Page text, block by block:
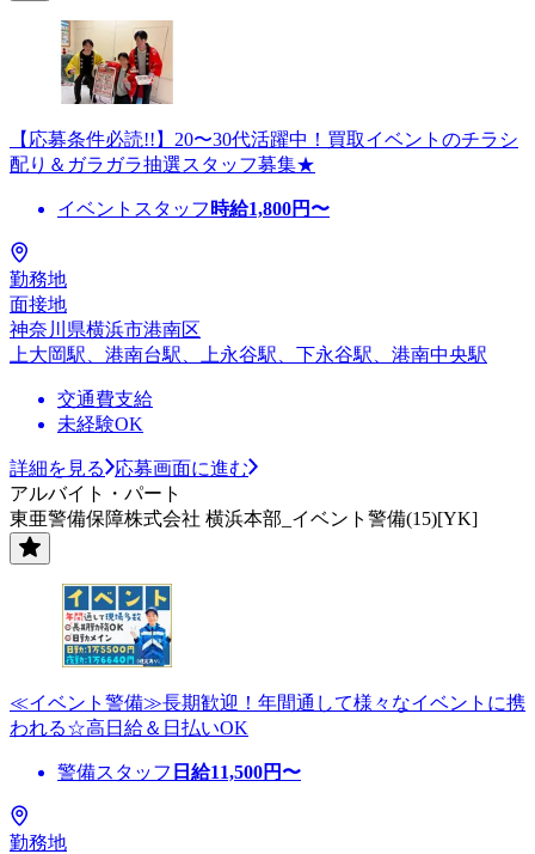
【応募条件必読!!】20〜30代活躍中！買取イベントのチラシ
配り＆ガラガラ抽選スタッフ募集★
イベントスタッフ 時給1,800円〜
勤務地
面接地
神奈川県横浜市港南区
上大岡駅、港南台駅、上永谷駅、下永谷駅、港南中央駅
交通費支給
未経験OK
詳細を見る
応募画面に進む
アルバイト・パート
東亜警備保障株式会社 横浜本部_イベント警備(15)[YK]
≪イベント警備≫長期歓迎！年間通して様々なイベントに携
われる☆高日給＆日払いOK
警備スタッフ 日給11,500円〜
勤務地